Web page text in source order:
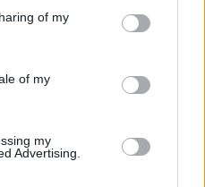
of my
of my
my
Advertising.